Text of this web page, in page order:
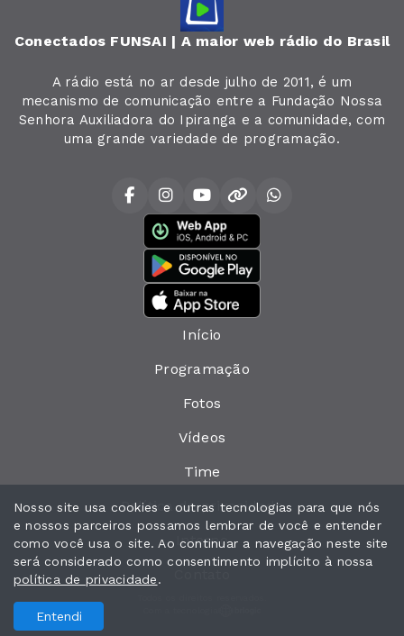
Conectados FUNSAI | A maior web rádio do Brasil
A rádio está no ar desde julho de 2011, é um
mecanismo de comunicação entre a Fundação Nossa
Senhora Auxiliadora do Ipiranga e a comunidade, com
uma grande variedade de programação.
Início
Programação
Fotos
Vídeos
Time
Política de privacidade
Interno
Nosso site usa cookies e outras tecnologias para que nós
e nossos parceiros possamos lembrar de você e entender
como você usa o site. Ao continuar a navegação neste site
será considerado como consentimento implícito à nossa
política de privacidade.
Entendi